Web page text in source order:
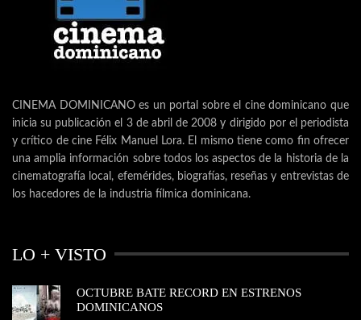
CINEMA DOMINICANO es un portal sobre el cine dominicano que
inicia su publicación el 3 de abril de 2008 y dirigido por el periodista
y crítico de cine Félix Manuel Lora. El mismo tiene como fin ofrecer
una amplia información sobre todos los aspectos de la historia de la
cinematografía local, efemérides, biografías, reseñas y entrevistas de
los hacedores de la industria fílmica dominicana.
LO + VISTO
OCTUBRE BATE RECORD EN ESTRENOS
DOMINICANOS